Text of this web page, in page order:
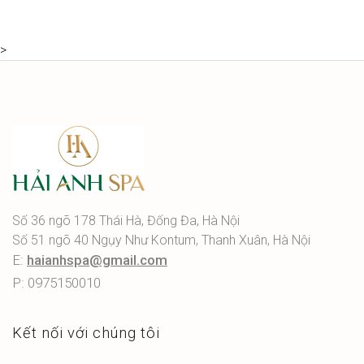
>
Số 36 ngõ 178 Thái Hà, Đống Đa, Hà Nội
Số 51 ngõ 40 Ngụy Như Kontum, Thanh Xuân, Hà Nội
E: haianhspa@gmail.com
P: 0975150010
Kết nối với chúng tôi